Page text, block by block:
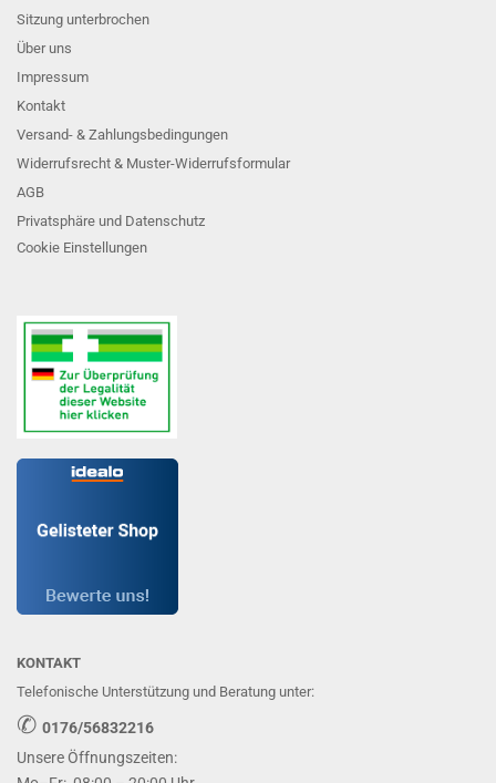
Sitzung unterbrochen
Über uns
Impressum
Kontakt
Versand- & Zahlungsbedingungen
Widerrufsrecht & Muster-Widerrufsformular
AGB
Privatsphäre und Datenschutz
Cookie Einstellungen
KONTAKT
Telefonische Unterstützung und Beratung unter:
✆ 0176/56832216
Unsere Öffnungszeiten: